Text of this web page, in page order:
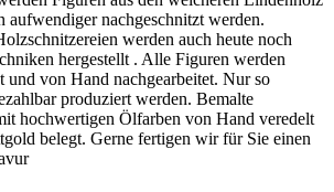
aufwendiger nachgeschnitzt werden.
werden auch heute noch
hergestellt . Alle Figuren werden
und von Hand nachgearbeitet. Nur so
produziert werden. Bemalte
hochwertigen Ölfarben von Hand veredelt
belegt. Gerne fertigen wir für Sie einen